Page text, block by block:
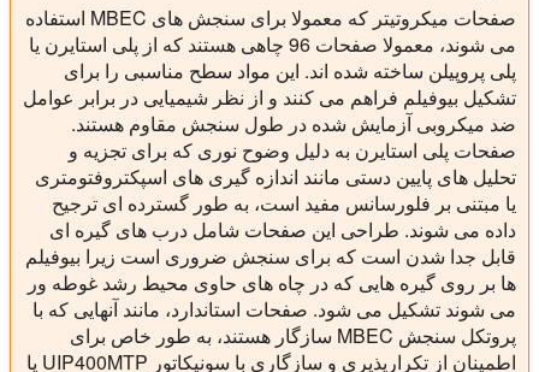
صفحات میکروتیتر که معمولا برای سنجش های MBEC استفاده
می شوند، معمولا صفحات 96 چاهی هستند که از پلی استایرن یا
پلی پروپیلن ساخته شده اند. این مواد سطح مناسبی را برای
تشکیل بیوفیلم فراهم می کنند و از نظر شیمیایی در برابر عوامل
ضد میکروبی آزمایش شده در طول سنجش مقاوم هستند.
صفحات پلی استایرن به دلیل وضوح نوری که برای تجزیه و
تحلیل های پایین دستی مانند اندازه گیری های اسپکتروفتومتری
یا مبتنی بر فلورسانس مفید است، به طور گسترده ای ترجیح
داده می شوند. طراحی این صفحات شامل درب های گیره ای
قابل جدا شدن است که برای سنجش ضروری است زیرا بیوفیلم
ها بر روی گیره هایی که در چاه های حاوی محیط رشد غوطه ور
می شوند تشکیل می شود. صفحات استاندارد، مانند آنهایی که با
پروتکل سنجش MBEC سازگار هستند، به طور خاص برای
اطمینان از تکرارپذیری و سازگاری با سونیکاتور UIP400MTP یا